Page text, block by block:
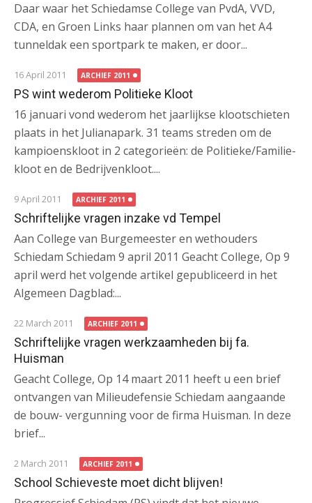
Daar waar het Schiedamse College van PvdA, VVD,
CDA, en Groen Links haar plannen om van het A4
tunneldak een sportpark te maken, er door...
16 April 2011 ARCHIEF 2011
PS wint wederom Politieke Kloot
16 januari vond wederom het jaarlijkse klootschieten
plaats in het Julianapark. 31 teams streden om de
kampioenskloot in 2 categorieën: de Politieke/Familie-
kloot en de Bedrijvenkloot....
9 April 2011 ARCHIEF 2011
Schriftelijke vragen inzake vd Tempel
Aan College van Burgemeester en wethouders
Schiedam Schiedam 9 april 2011 Geacht College, Op 9
april werd het volgende artikel gepubliceerd in het
Algemeen Dagblad:...
22 March 2011 ARCHIEF 2011
Schriftelijke vragen werkzaamheden bij fa.
Huisman
Geacht College, Op 14 maart 2011 heeft u een brief
ontvangen van Milieudefensie Schiedam aangaande
de bouw- vergunning voor de firma Huisman. In deze
brief...
2 March 2011 ARCHIEF 2011
School Schieveste moet dicht blijven!